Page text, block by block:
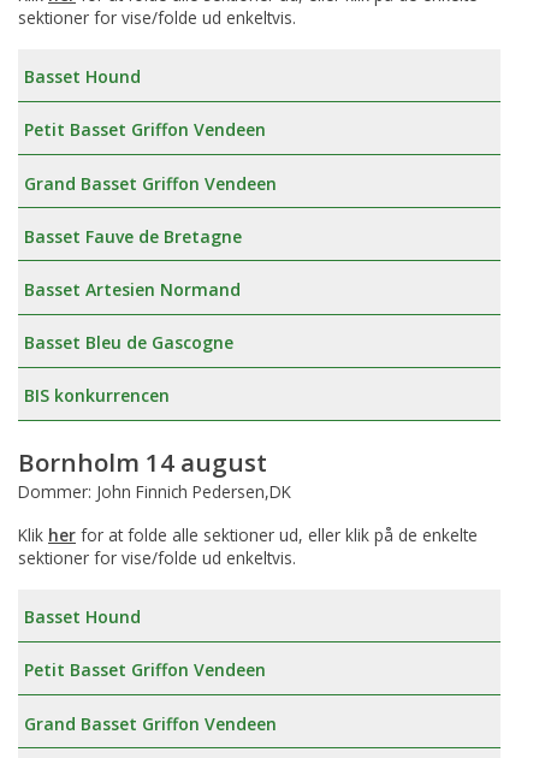
sektioner for vise/folde ud enkeltvis.
Basset Hound
Petit Basset Griffon Vendeen
Grand Basset Griffon Vendeen
Basset Fauve de Bretagne
Basset Artesien Normand
Basset Bleu de Gascogne
BIS konkurrencen
Bornholm 14 august
Dommer: John Finnich Pedersen,DK
Klik her for at folde alle sektioner ud, eller klik på de enkelte
sektioner for vise/folde ud enkeltvis.
Basset Hound
Petit Basset Griffon Vendeen
Grand Basset Griffon Vendeen